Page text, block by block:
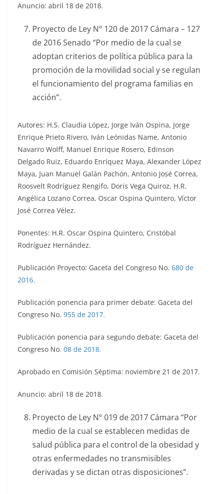
Anuncio: abril 18 de 2018.
Proyecto de Ley N° 120 de 2017 Cámara – 127
de 2016 Senado “Por medio de la cual se
adoptan criterios de política pública para la
promoción de la movilidad social y se regulan
el funcionamiento del programa familias en
acción”.
Autores: H.S. Claudia López, Jorge Iván Ospina, Jorge
Enrique Prieto Rivero, Iván Leónidas Name, Antonio
Navarro Wolff, Manuel Enrique Rosero, Edinson
Delgado Ruiz, Eduardo Enríquez Maya, Alexander López
Maya, Juan Manuel Galán Pachón, Antonio José Correa,
Roosvelt Rodríguez Rengifo, Doris Vega Quiroz, H.R.
Angélica Lozano Correa, Oscar Ospina Quintero, Víctor
José Correa Vélez.
Ponentes: H.R. Oscar Ospina Quintero, Cristóbal
Rodríguez Hernández.
Publicación Proyecto: Gaceta del Congreso No. 680 de
2016.
Publicación ponencia para primer debate: Gaceta del
Congreso No. 955 de 2017.
Publicación ponencia para segundo debate: Gaceta del
Congreso No. 08 de 2018.
Aprobado en Comisión Séptima: noviembre 21 de 2017.
Anuncio: abril 18 de 2018.
Proyecto de Ley N° 019 de 2017 Cámara “Por
medio de la cual se establecen medidas de
salud pública para el control de la obesidad y
otras enfermedades no transmisibles
derivadas y se dictan otras disposiciones”.